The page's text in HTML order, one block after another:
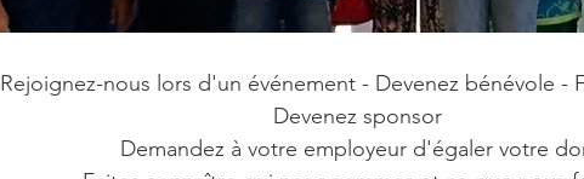
Rejoignez-nous lors d'un événement - Devenez bénévole -
Devenez sponsor
Demandez à votre employeur d'égaler votre